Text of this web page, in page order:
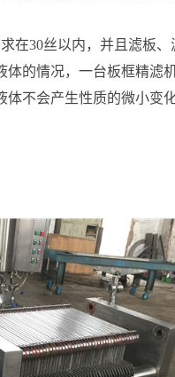
在30丝以内，并且滤板
的情况，一台板框精滤
不会产生性质的微小变化